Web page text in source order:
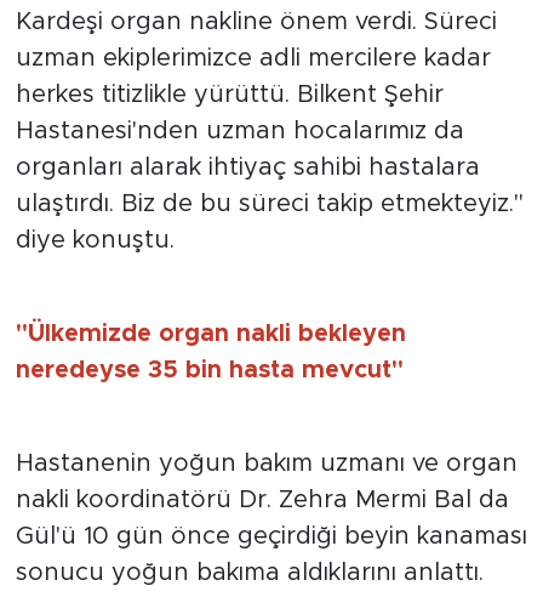
Kardeşi organ nakline önem verdi. Süreci
uzman ekiplerimizce adli mercilere kadar
herkes titizlikle yürüttü. Bilkent Şehir
Hastanesi'nden uzman hocalarımız da
organları alarak ihtiyaç sahibi hastalara
ulaştırdı. Biz de bu süreci takip etmekteyiz."
diye konuştu.
"Ülkemizde organ nakli bekleyen
neredeyse 35 bin hasta mevcut"
Hastanenin yoğun bakım uzmanı ve organ
nakli koordinatörü Dr. Zehra Mermi Bal da
Gül'ü 10 gün önce geçirdiği beyin kanaması
sonucu yoğun bakıma aldıklarını anlattı.